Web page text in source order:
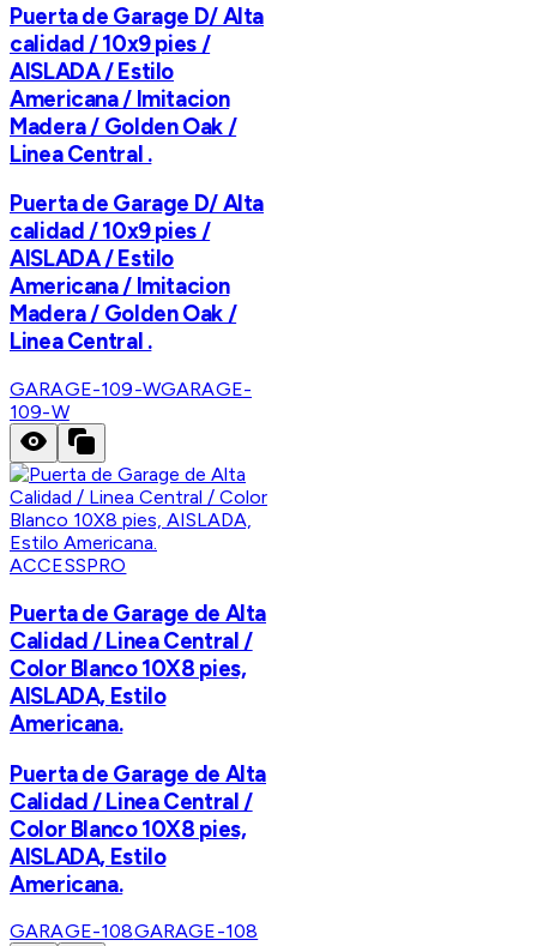
Puerta de Garage D/ Alta
calidad / 10x9 pies /
AISLADA / Estilo
Americana / Imitacion
Madera / Golden Oak /
Linea Central .
Puerta de Garage D/ Alta
calidad / 10x9 pies /
AISLADA / Estilo
Americana / Imitacion
Madera / Golden Oak /
Linea Central .
GARAGE-109-WGARAGE-
109-W
ACCESSPRO
Puerta de Garage de Alta
Calidad / Linea Central /
Color Blanco 10X8 pies,
AISLADA, Estilo
Americana.
Puerta de Garage de Alta
Calidad / Linea Central /
Color Blanco 10X8 pies,
AISLADA, Estilo
Americana.
GARAGE-108GARAGE-108